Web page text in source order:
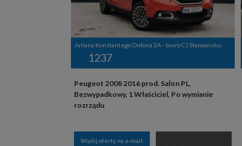
Juliana Konstantego Ordona 2A - biuro C | Stanowisko:
1237
Peugeot 2008 2016 prod. Salon PL,
Bezwypadkowy, 1 Właściciel, Po wymianie
rozrządu
Wyślij ofertę na e-mail